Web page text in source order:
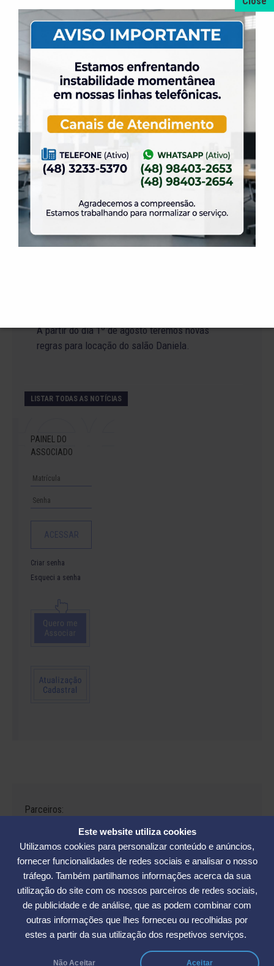
Este website utiliza cookies
Utilizamos cookies para personalizar conteúdo e anúncios,
fornecer funcionalidades de redes sociais e analisar o nosso
tráfego. Também partilhamos informações acerca da sua
utilização do site com os nossos parceiros de redes sociais,
de publicidade e de análise, que as podem combinar com
outras informações que lhes forneceu ou recolhidas por
estes a partir da sua utilização dos respetivos serviços.
Não Aceitar Aceitar
31 de julho de 2026
Alteração no Regimento do Campo de Futebol
23 de julho de 2026
PróTênis 2026 está chegando.
19 de julho de 2026
Venha para o Happy Hour na ELASE.
14 de julho de 2026
Abertura de Reservas para os Salões de Festas
– Temporada 2027
A partir do dia 1º de agosto teremos novas
regras para locação do salão Daniela.
LISTAR TODAS AS NOTÍCIAS
PAINEL DO
ASSOCIADO
Criar senha
Esqueci a senha
Parceiros:
Avenida César Seara, 560 - Florianópolis | Telefones: (48) 3234-2986
- (48) 3234-2089 - (48) 3233-5370. | E-mail:elase@elase.com.br
Sede de Praia: Rua Elke Hering, 70, Barra da Lagoa - Florianópolis |
Telefone 48 3365-5789 | E-mail:sedepraia@elase.com.br